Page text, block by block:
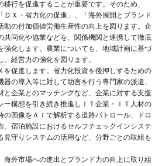
行を促進することが重要です。そのため、
ＤＸ・省力化の促進」、「海外展開とブランド
動の付加価値労働生産性の向上を図ります。企
共同化や協業などを、関係機関と連携して徹底
強化します。農業についても、地域計画に基づ
経営力の強化を図ります。
促進します。省力化投資を後押しするための
の導入等に対して助言を行う専門家の派遣、
と企業とのマッチングなど、企業に対する支援
ー構想を引き続き推進しＩＴ企業・ＩＴ人材の
の画像をＡＩで解析する道路パトロール、ドロ
、宿泊施設におけるセルフチェックインシステ
見守りシステムの活用など、分野ごとの取組も
外市場への進出とブランド力の向上に取り組